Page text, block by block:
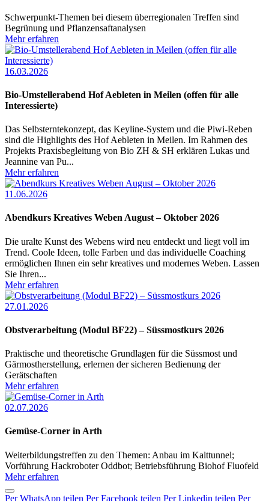
Schwerpunkt-Themen bei diesem überregionalen Treffen sind
Begrünung und Pflanzensaftanalysen
Mehr erfahren
16.03.2026
Bio-Umstellerabend Hof Aebleten in Meilen (offen für alle
Interessierte)
Das Selbsterntekonzept, das Keyline-System und die Piwi-Reben
sind die Highlights des Hof Aebleten in Meilen. Im Rahmen des
Projekts Praxisbegleitung von Bio ZH & SH erklären Lukas und
Jeannine van Pu...
Mehr erfahren
11.06.2026
Abendkurs Kreatives Weben August – Oktober 2026
Die uralte Kunst des Webens wird neu entdeckt und liegt voll im
Trend. Coole Ideen, tolle Farben und das individuelle Coaching
ermöglichen Ihnen ein sehr kreatives und modernes Weben. Lassen
Sie Ihren...
Mehr erfahren
27.01.2026
Obstverarbeitung (Modul BF22) – Süssmostkurs 2026
Praktische und theoretische Grundlagen für die Süssmost und
Gärmostherstellung, erlernen der sicheren Bedienung der
Gerätschaften
Mehr erfahren
02.07.2026
Gemüse-Corner in Arth
Weiterbildungstreffen zu den Themen: Anbau im Kalttunnel;
Vorführung Hackroboter Oddbot; Betriebsführung Biohof Fluofeld
Mehr erfahren
Per WhatsApp teilen Per Facebook teilen Per Linkedin teilen Per